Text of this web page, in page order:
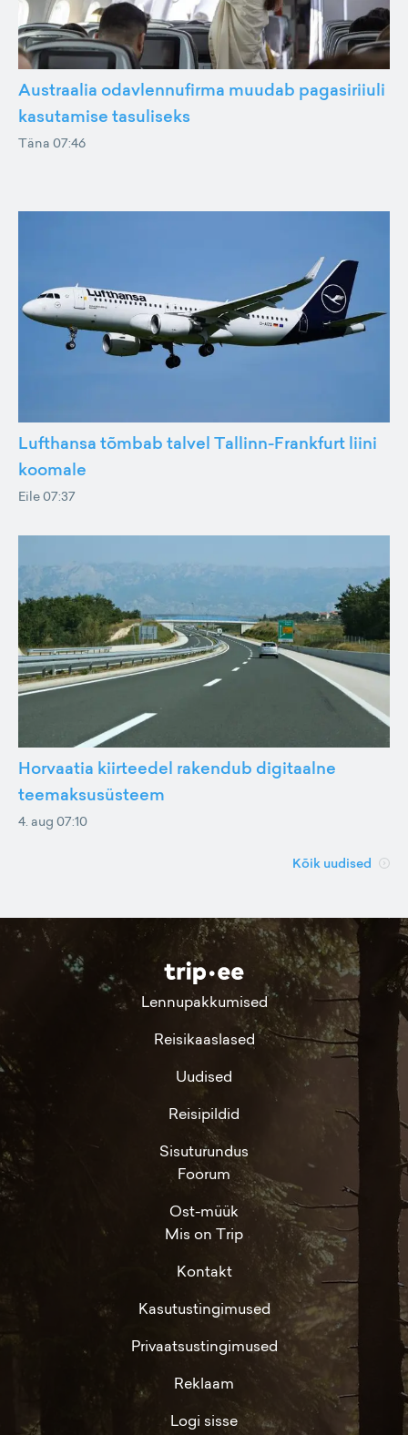
Austraalia odavlennufirma muudab pagasiriiuli
kasutamise tasuliseks
Täna 07:46
Lufthansa tõmbab talvel Tallinn-Frankfurt liini
koomale
Eile 07:37
Horvaatia kiirteedel rakendub digitaalne
teemaksusüsteem
4. aug 07:10
Kõik uudised
Lennupakkumised
Reisikaaslased
Uudised
Reisipildid
Sisuturundus
Foorum
Ost-müük
Mis on Trip
Kontakt
Kasutustingimused
Privaatsustingimused
Reklaam
Logi sisse